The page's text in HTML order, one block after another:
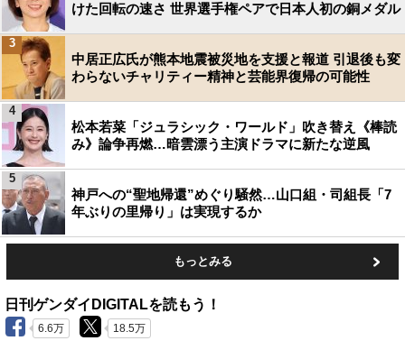
けた回転の速さ 世界選手権ペアで日本人初の銅メダル
中居正広氏が熊本地震被災地を支援と報道 引退後も変
わらないチャリティー精神と芸能界復帰の可能性
3
松本若菜「ジュラシック・ワールド」吹き替え《棒読
み》論争再燃…暗雲漂う主演ドラマに新たな逆風
4
神戸への“聖地帰還”めぐり騒然…山口組・司組長「7
年ぶりの里帰り」は実現するか
5
もっとみる
日刊ゲンダイDIGITALを読もう！
6.6万 18.5万